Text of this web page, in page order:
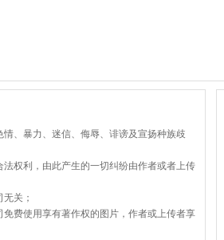
、暴力、迷信、侮辱、诽谤及宣扬种族歧
权利，由此产生的一切纠纷由作者或者上传
关；
费使用享有著作权的图片，作者或上传者享